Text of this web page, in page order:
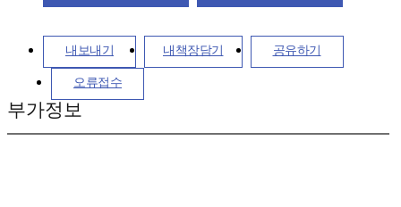
내보내기 내책장담기 공유하기
오류접수
부가정보